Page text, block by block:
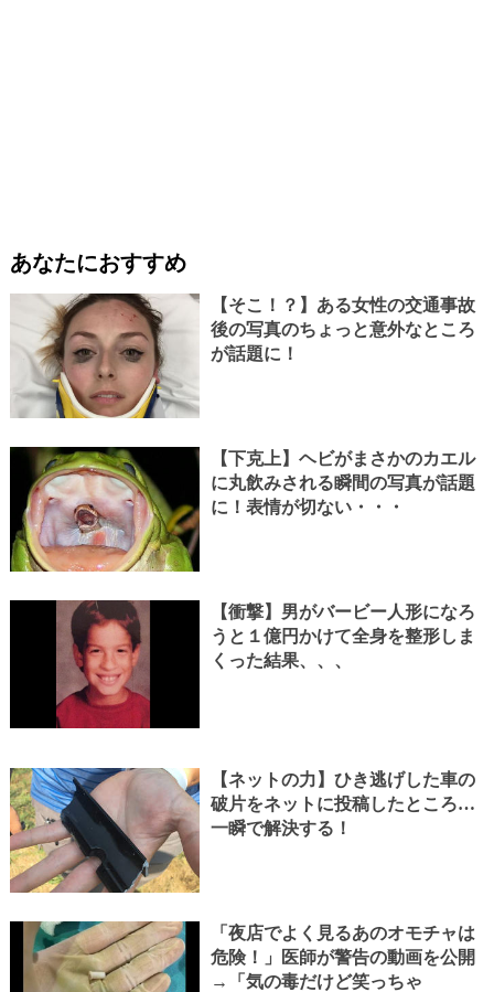
あなたにおすすめ
【そこ！？】ある女性の交通事故
後の写真のちょっと意外なところ
が話題に！
【下克上】ヘビがまさかのカエル
に丸飲みされる瞬間の写真が話題
に！表情が切ない・・・
【衝撃】男がバービー人形になろ
うと１億円かけて全身を整形しま
くった結果、、、
【ネットの力】ひき逃げした車の
破片をネットに投稿したところ…
一瞬で解決する！
「夜店でよく見るあのオモチャは
危険！」医師が警告の動画を公開
→「気の毒だけど笑っちゃ